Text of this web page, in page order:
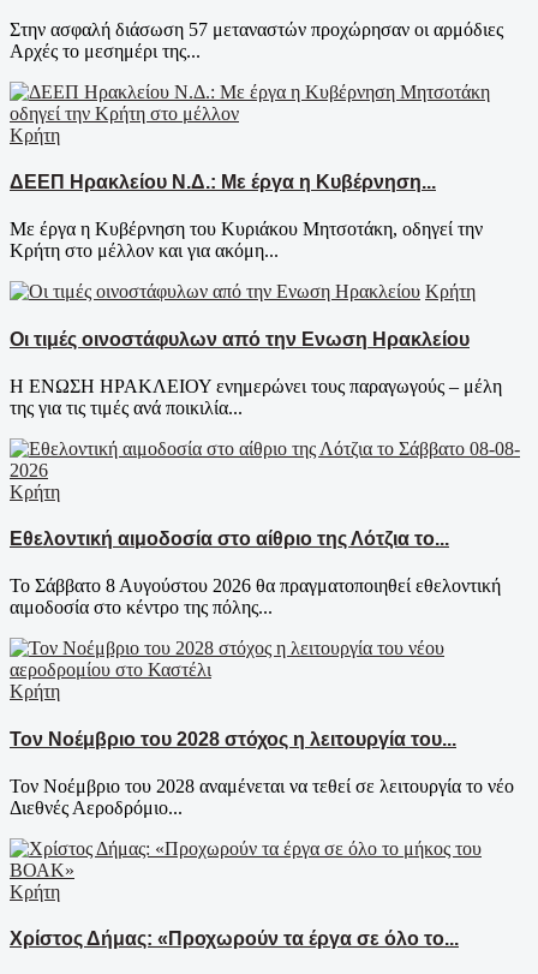
Στην ασφαλή διάσωση 57 μεταναστών προχώρησαν οι αρμόδιες
Αρχές το μεσημέρι της...
Κρήτη
ΔΕΕΠ Ηρακλείου Ν.Δ.: Με έργα η Κυβέρνηση...
Με έργα η Κυβέρνηση του Κυριάκου Μητσοτάκη, οδηγεί την
Κρήτη στο μέλλον και για ακόμη...
Κρήτη
Οι τιμές οινοστάφυλων από την Ενωση Ηρακλείου
Η ΕΝΩΣΗ ΗΡΑΚΛΕΙΟΥ ενημερώνει τους παραγωγούς – μέλη
της για τις τιμές ανά ποικιλία...
Κρήτη
Εθελοντική αιμοδοσία στο αίθριο της Λότζια το...
Το Σάββατο 8 Αυγούστου 2026 θα πραγματοποιηθεί εθελοντική
αιμοδοσία στο κέντρο της πόλης...
Κρήτη
Τον Νοέμβριο του 2028 στόχος η λειτουργία του...
Τον Νοέμβριο του 2028 αναμένεται να τεθεί σε λειτουργία το νέο
Διεθνές Αεροδρόμιο...
Κρήτη
Χρίστος Δήμας: «Προχωρούν τα έργα σε όλο το...